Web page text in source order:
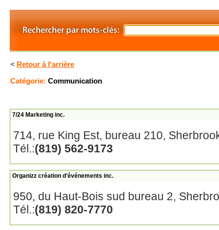
< Retour à l'arrière
Catégorie: Communication
7/24 Marketing inc.
714, rue King Est, bureau 210,
Tél.:(819) 562-9173
Organizz création d'événements inc.
950, du Haut-Bois sud bureau 2,
Tél.:(819) 820-7770